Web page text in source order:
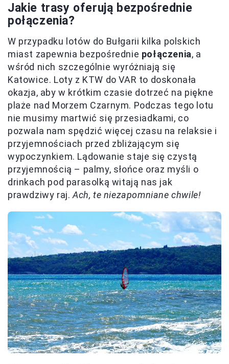
Jakie trasy oferują bezpośrednie
połączenia?
W przypadku lotów do Bułgarii kilka polskich
miast zapewnia bezpośrednie połączenia, a
wśród nich szczególnie wyróżniają się
Katowice. Loty z KTW do VAR to doskonała
okazja, aby w krótkim czasie dotrzeć na piękne
plaże nad Morzem Czarnym. Podczas tego lotu
nie musimy martwić się przesiadkami, co
pozwala nam spędzić więcej czasu na relaksie i
przyjemnościach przed zbliżającym się
wypoczynkiem. Lądowanie staje się czystą
przyjemnością – palmy, słońce oraz myśli o
drinkach pod parasolką witają nas jak
prawdziwy raj. Ach, te niezapomniane chwile!